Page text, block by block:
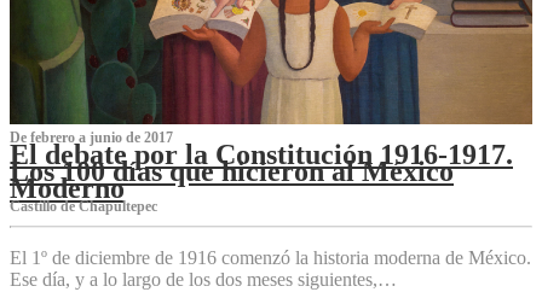
De febrero a junio de 2017
El debate por la Constitución 1916-1917.
Los 100 días que hicieron al México
Moderno
Castillo de Chapultepec
El 1º de diciembre de 1916 comenzó la historia moderna de México.
Ese día, y a lo largo de los dos meses siguientes,…